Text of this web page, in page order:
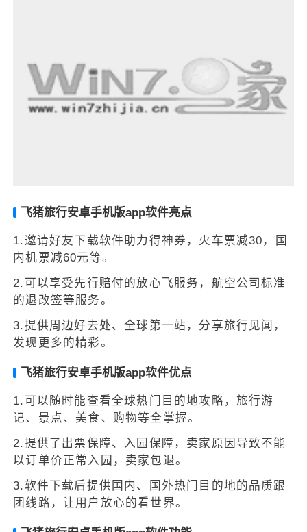
飞猪旅行安卓手机版app软件亮点
1.邀请好友下载软件助力得神券，火车票减30，国
内机票减60元等。
2.可以享受先行赔付的放心飞服务，航空公司标准
的退改签等服务。
3.提供周边好去处、全球第一站，分享旅行见闻，
发现更多的精彩。
飞猪旅行安卓手机版app软件优点
1.可以随时能查看全球热门目的地攻略，旅行游
记、景点、美食、购物等全掌握。
2.提供了出票保障、入园保障，卖家原因导致不能
以订单价正常入园，卖家包退。
3.软件下载后提供国内、国外热门目的地的品质跟
团线路，让用户放心的看世界。